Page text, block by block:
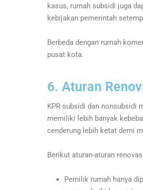
kasus, rumah subsidi juga
kebijakan pemerintah
Berbeda dengan rumah
pusat kota.
6. Aturan
KPR subsidi dan nonsubsidi
memiliki lebih banyak
cenderung lebih ketat demi
Berikut aturan-aturan
Pemilik rumah hanya